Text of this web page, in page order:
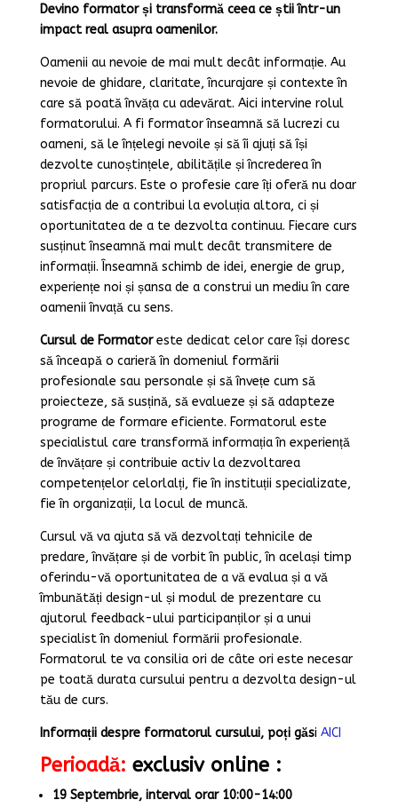
Devino formator și transformă ceea ce știi într-un
impact real asupra oamenilor.
Oamenii au nevoie de mai mult decât informație. Au
nevoie de ghidare, claritate, încurajare și contexte în
care să poată învăța cu adevărat. Aici intervine rolul
formatorului. A fi formator înseamnă să lucrezi cu
oameni, să le înțelegi nevoile și să îi ajuți să își
dezvolte cunoștințele, abilitățile și încrederea în
propriul parcurs. Este o profesie care îți oferă nu doar
satisfacția de a contribui la evoluția altora, ci și
oportunitatea de a te dezvolta continuu. Fiecare curs
susținut înseamnă mai mult decât transmitere de
informații. Înseamnă schimb de idei, energie de grup,
experiențe noi și șansa de a construi un mediu în care
oamenii învață cu sens.
Cursul de Formatoreste dedicat celor care își doresc
să înceapă o carieră în domeniul formării
profesionale sau personale și să învețe cum să
proiecteze, să susțină, să evalueze și să adapteze
programe de formare eficiente. Formatorul este
specialistul care transformă informația în experiență
de învățare și contribuie activ la dezvoltarea
competențelor celorlalți, fie în instituții specializate,
fie în organizații, la locul de muncă.
Cursul vă va ajuta să vă dezvoltați tehnicile de
predare, învățare și de vorbit în public, în același timp
oferindu-vă oportunitatea de a vă evalua și a vă
îmbunătăți design-ul și modul de prezentare cu
ajutorul feedback-ului participanților și a unui
specialist în domeniul formării profesionale.
Formatorul te va consilia ori de câte ori este necesar
pe toată durata cursului pentru a dezvolta design-ul
tău de curs.
Informații despre formatorul cursului, poți găsi AICI
Perioadă: exclusiv online :
19 Septembrie, interval orar 10:00-14:00